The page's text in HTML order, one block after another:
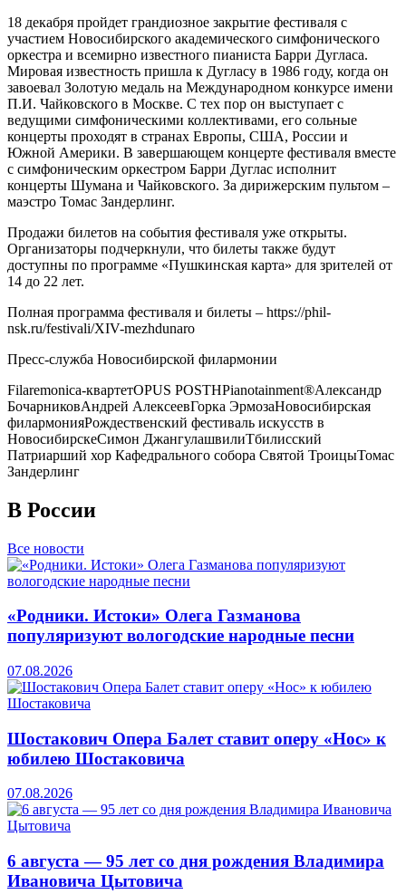
18 декабря пройдет грандиозное закрытие фестиваля с
участием Новосибирского академического симфонического
оркестра и всемирно известного пианиста Барри Дугласа.
Мировая известность пришла к Дугласу в 1986 году, когда он
завоевал Золотую медаль на Международном конкурсе имени
П.И. Чайковского в Москве. С тех пор он выступает с
ведущими симфоническими коллективами, его сольные
концерты проходят в странах Европы, США, России и
Южной Америки. В завершающем концерте фестиваля вместе
с симфоническим оркестром Барри Дуглас исполнит
концерты Шумана и Чайковского. За дирижерским пультом –
маэстро Томас Зандерлинг.
Продажи билетов на события фестиваля уже открыты.
Организаторы подчеркнули, что билеты также будут
доступны по программе «Пушкинская карта» для зрителей от
14 до 22 лет.
Полная программа фестиваля и билеты – https://phil-
nsk.ru/festivali/XIV-mezhdunaro
Пресс-служба Новосибирской филармонии
Filaremonica-квартетOPUS POSTHPianotainment®Александр
БочарниковАндрей АлексеевГорка ЭрмозаНовосибирская
филармонияРождественский фестиваль искусств в
НовосибирскеСимон ДжангулашвилиТбилисский
Патриарший хор Кафедрального собора Святой ТроицыТомас
Зандерлинг
В России
Все новости
«Родники. Истоки» Олега Газманова
популяризуют вологодские народные песни
07.08.2026
Шостакович Опера Балет ставит оперу «Нос» к
юбилею Шостаковича
07.08.2026
6 августа — 95 лет со дня рождения Владимира
Ивановича Цытовича